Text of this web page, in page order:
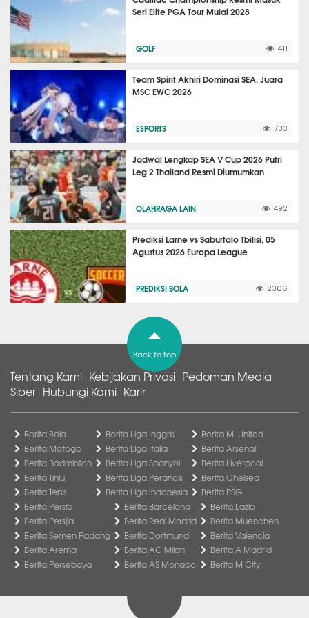
Seri Elite PGA Tour Mulai 2028
GOLF 411
Team Spirit Akhiri Dominasi SEA, Juara
MSC EWC 2026
ESPORTS 733
Jadwal Lengkap SEA V Cup 2026 Putri
Leg 2 Thailand Resmi Diumumkan
OLAHRAGA LAIN 492
Prediksi Larne vs Saburtalo Tbilisi, 05
Agustus 2026 Europa League
PREDIKSI BOLA 2306
Back to top
Tentang Kami Kebijakan Privasi Pedoman Media
Siber Hubungi Kami Karir
Berita Bola
Berita Motogp
Berita Badminton
Berita Tinju
Berita Tenis
Berita Liga Inggris
Berita Liga Italia
Berita Liga Spanyol
Berita Liga Perancis
Berita Liga Indonesia
Berita M. United
Berita Arsenal
Berita Liverpool
Berita Chelsea
Berita PSG
Berita Persib
Berita Persija
Berita Semen Padang
Berita Arema
Berita Persebaya
Berita Barcelona
Berita Real Madrid
Berita Dortmund
Berita AC Milan
Berita AS Monaco
Berita Lazio
Berita Muenchen
Berita Valencia
Berita A Madrid
Berita M City